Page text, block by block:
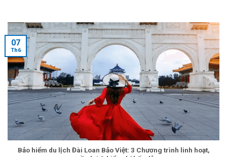
Bảo hiểm du lịch Đài Loan Bảo Việt: 3 Chương trình linh hoạt,
07
Th6